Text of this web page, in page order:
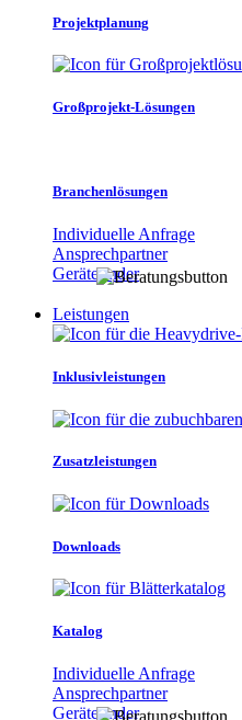
Projektplanung
Großprojekt-Lösungen
Branchenlösungen
Individuelle Anfrage
Ansprechpartner
Gerätefinder
Leistungen
Inklusivleistungen
Zusatzleistungen
Downloads
Katalog
Individuelle Anfrage
Ansprechpartner
Gerätefinder